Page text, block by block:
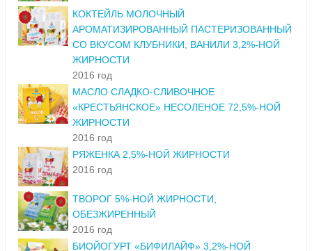
КОКТЕЙЛЬ МОЛОЧНЫЙ
АРОМАТИЗИРОВАННЫЙ ПАСТЕРИЗОВАННЫЙ
СО ВКУСОМ КЛУБНИКИ, ВАНИЛИ 3,2%-НОЙ
ЖИРНОСТИ
2016 год
МАСЛО СЛАДКО-СЛИВОЧНОЕ
«КРЕСТЬЯНСКОЕ» НЕСОЛЕНОЕ 72,5%-НОЙ
ЖИРНОСТИ
2016 год
РЯЖЕНКА 2,5%-НОЙ ЖИРНОСТИ
2016 год
ТВОРОГ 5%-НОЙ ЖИРНОСТИ,
ОБЕЗЖИРЕННЫЙ
2016 год
БИОЙОГУРТ «БИФИЛАЙФ» 3,2%-НОЙ